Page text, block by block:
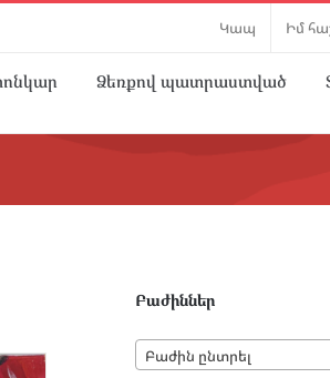
Կապ Իմ
Ձեռքով պատրաստված
Բաժիններ
Բաժին ընտրել